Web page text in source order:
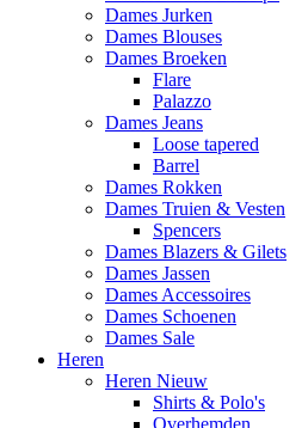
Dames Jurken
Dames Blouses
Dames Broeken
Flare
Palazzo
Dames Jeans
Loose tapered
Barrel
Dames Rokken
Dames Truien & Vesten
Spencers
Dames Blazers & Gilets
Dames Jassen
Dames Accessoires
Dames Schoenen
Dames Sale
Heren
Heren Nieuw
Shirts & Polo's
Overhemden